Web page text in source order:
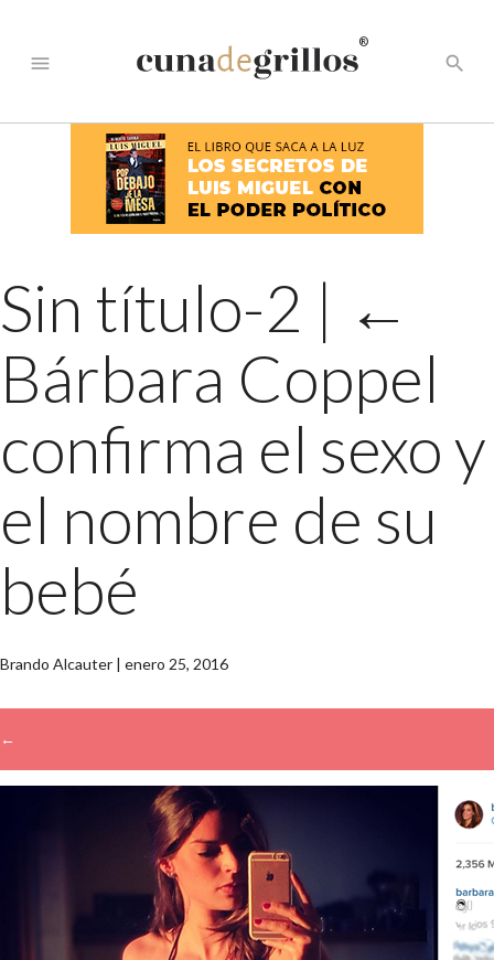
menu
®
search
Sin título-2 | ←
Bárbara Coppel
confirma el sexo y
el nombre de su
bebé
Brando Alcauter | enero 25, 2016
←